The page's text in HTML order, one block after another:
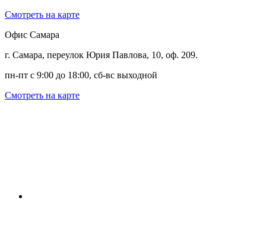
Смотреть на карте
Офис Самара
г. Самара, переулок Юрия Павлова, 10, оф. 209.
пн-пт с 9:00 до 18:00, сб-вс выходной
Смотреть на карте